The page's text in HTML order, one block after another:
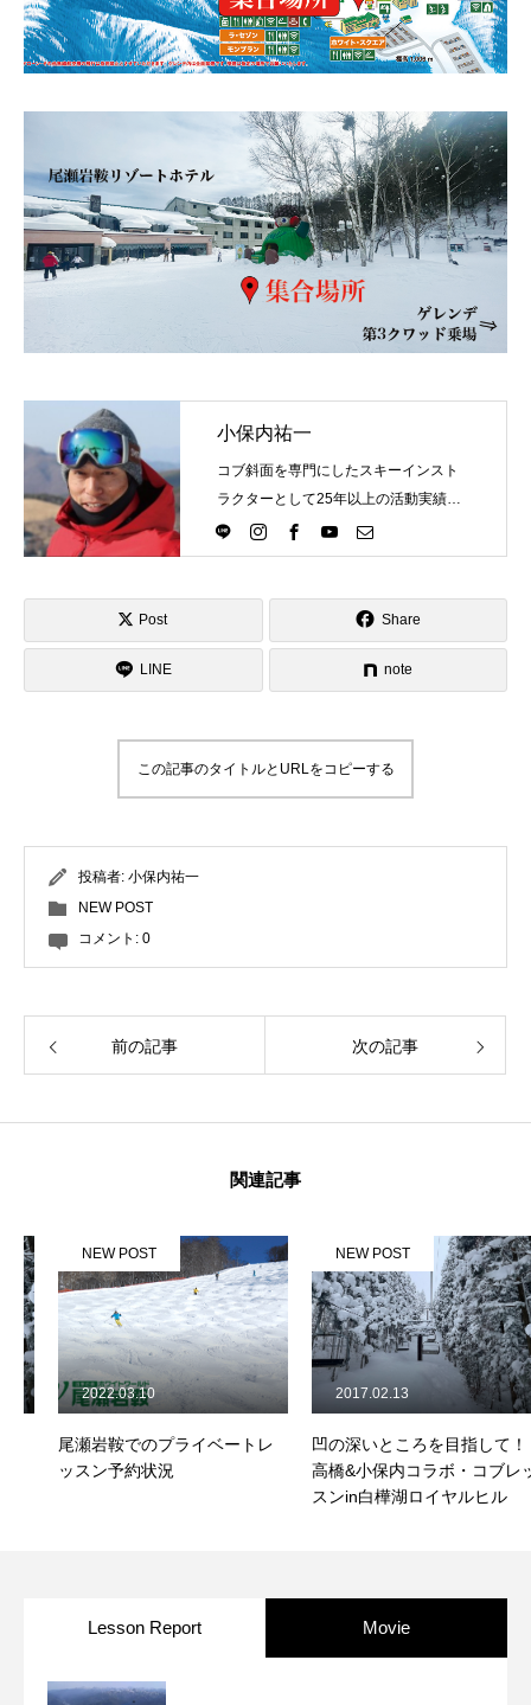
中級1
PV
講師から選ぶ
コブレッスン参加のお客様の声
レッスンレポート Report
レッスン内容について
レッスン周辺に関して
お申し込みについて
動画で学ぶ
レッスン動画一覧
無料プレゼント動画
お問合せ 特定商取引法に基づく表記 プライバシーポリシー 会社
小保内祐一
コブ斜面を専門にしたスキーインスト
ラクターとして25年以上の活動実績。
Directlineスキースクール代表として、
スキーインストラクターが職業選択の
Post Share
LINE note
この記事のタイトルとURLをコピーする
投稿者: 小保内祐一
NEW POST
コメント: 0
前の記事 次の記事
関連記事
NEW POST
尾瀬岩鞍でのプライベートレ
ッスン予約状況
2022.03.10
NEW POST
凹の深いところを目指して！
高橋&小保内コラボ・コブレッ
スンin白樺湖ロイヤルヒル
2017.02.13
Lesson Report Movie